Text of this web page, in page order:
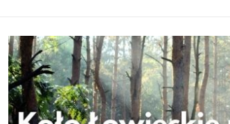
treści